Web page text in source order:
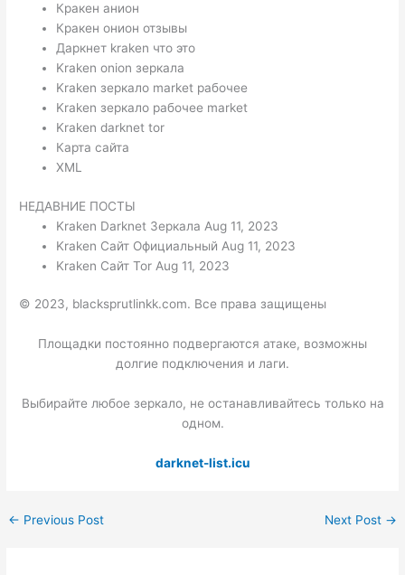
Кракен анион
Кракен онион отзывы
Даркнет kraken что это
Kraken onion зеркала
Kraken зеркало market рабочее
Kraken зеркало рабочее market
Kraken darknet tor
Карта сайта
XML
НЕДАВНИЕ ПОСТЫ
Kraken Darknet Зеркала Aug 11, 2023
Kraken Сайт Официальный Aug 11, 2023
Kraken Сайт Tor Aug 11, 2023
© 2023, blacksprutlinkk.com. Все права защищены
Площадки постоянно подвергаются атаке, возможны
долгие подключения и лаги.
Выбирайте любое зеркало, не останавливайтесь только на
одном.
darknet-list.icu
← Previous Post Next Post →